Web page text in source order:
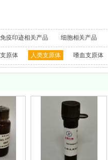
疫印迹相关产品 细胞相关产品
原体 人类支原体 嗜血支原体